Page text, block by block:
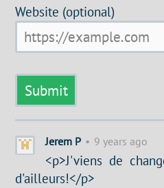
Website (optional)
Jerem P • 9 years ago
<p>J'viens de
d'ailleurs!</p>